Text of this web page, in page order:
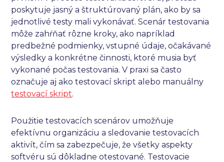
Jazyk
poskytuje jasný a štruktúrovaný plán, ako by sa
jednotlivé testy mali vykonávať. Scenár testovania
môže zahŕňať rôzne kroky, ako napríklad
predbežné podmienky, vstupné údaje, očakávané
výsledky a konkrétne činnosti, ktoré musia byť
vykonané počas testovania. V praxi sa často
označuje aj ako testovací skript alebo manuálny
testovací skript.
Použitie testovacích scenárov umožňuje
efektívnu organizáciu a sledovanie testovacích
aktivít, čím sa zabezpečuje, že všetky aspekty
softvéru sú dôkladne otestované. Testovacie